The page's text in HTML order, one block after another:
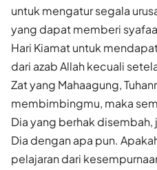
untuk mengatur segala
yang dapat memberi
Hari Kiamat untuk
dari azab Allah kecuali
Zat yang Mahaagung,
membimbingmu, maka
Dia yang berhak
Dia dengan apa pun.
pelajaran dari